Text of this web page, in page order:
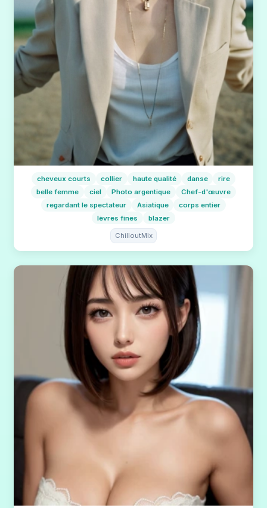
cheveux courts collier haute qualité danse
rire
belle femme
ciel Photo argentique
Chef-d'œuvre
regardant le spectateur
Asiatique
corps entier
lèvres fines
blazer
ChilloutMix